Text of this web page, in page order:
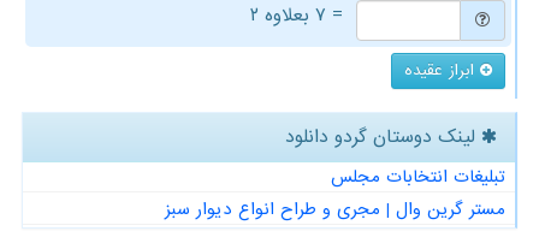
= ۷ بعلاوه ۲
ابراز عقیده
لینک دوستان گردو دانلود
تبلیغات انتخابات مجلس
مستر گرین وال | مجری و طراح انواع دیوار سبز